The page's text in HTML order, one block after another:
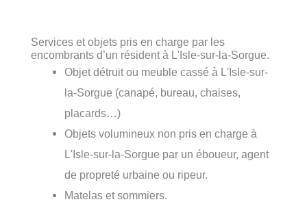
Services et objets pris en charge par les
encombrants d’un résident à L'Isle-sur-la-Sorgue.
Objet détruit ou meuble cassé à L'Isle-sur-
la-Sorgue (canapé, bureau, chaises,
placards…)
Objets volumineux non pris en charge à
L'Isle-sur-la-Sorgue par un éboueur, agent
de propreté urbaine ou ripeur.
Matelas et sommiers.